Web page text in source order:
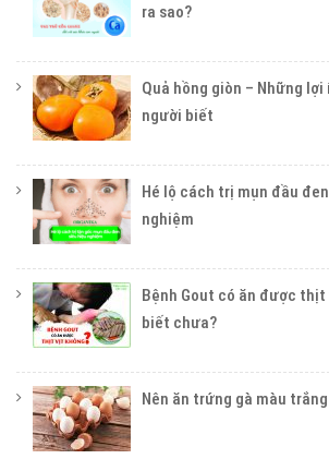
ra sao?
Quả hồng giòn – Những
người biết
Hé lộ cách trị mụn đầu
nghiệm
Bệnh Gout có ăn được
biết chưa?
Nên ăn trứng gà màu